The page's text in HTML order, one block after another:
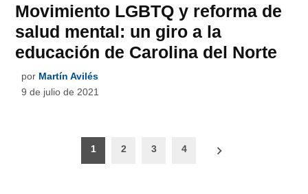
Movimiento LGBTQ y reforma de
salud mental: un giro a la
educación de Carolina del Norte
por Martín Avilés
9 de julio de 2021
Paginación
1 2 3 4